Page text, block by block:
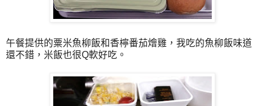
午餐提供的粟米魚柳飯和香檸番茄燴雞，我吃的魚柳飯味道
還不錯，米飯也很Q軟好吃。